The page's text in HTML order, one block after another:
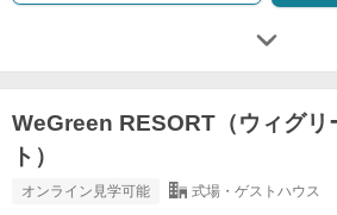
WeGreen RESORT（ウィグリ
ト）
オンライン見学可能 式場・ゲストハウス